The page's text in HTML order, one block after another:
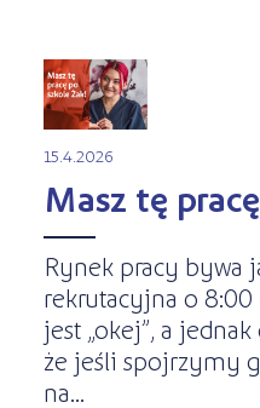
15.4.2026
Masz tę
Rynek pracy bywa
rekrutacyjna o
jest „okej”, a
że jeśli spojrzymy
na...